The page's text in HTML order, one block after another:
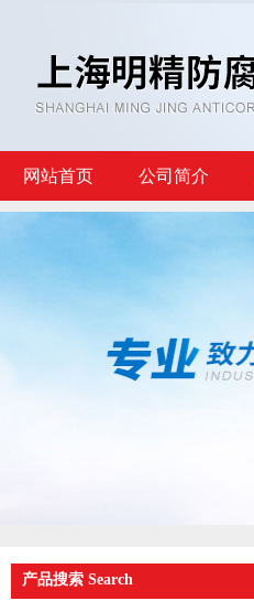
网站首页 公司简介
产品搜索 Search